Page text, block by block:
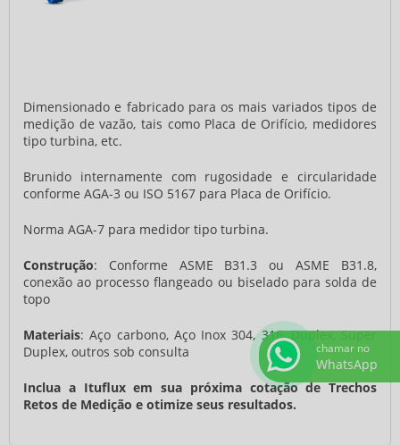
Dimensionado e fabricado para os mais variados tipos de
medição de vazão, tais como Placa de Orifício, medidores
tipo turbina, etc.
Brunido internamente com rugosidade e circularidade
conforme AGA-3 ou ISO 5167 para Placa de Orifício.
Norma AGA-7 para medidor tipo turbina.
Construção: Conforme ASME B31.3 ou ASME B31.8,
conexão ao processo flangeado ou biselado para solda de
topo
Materiais: Aço carbono, Aço Inox 304, 316, Duplex, Super
Duplex, outros sob consulta
Inclua a Ituflux em sua próxima cotação de Trechos
Retos de Medição e otimize seus resultados.
chamar no
WhatsApp